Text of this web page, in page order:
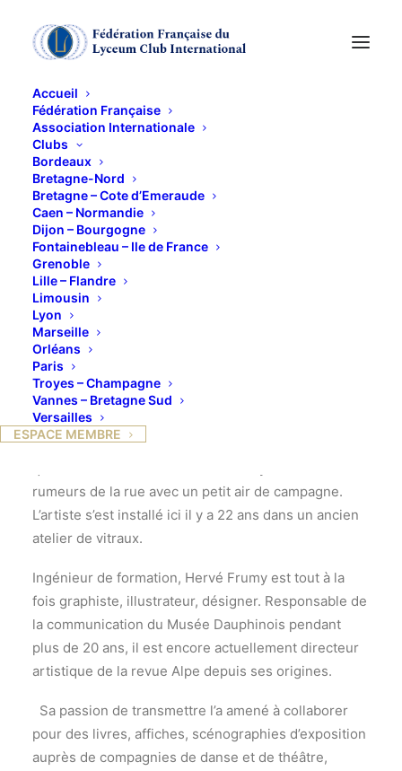
Accueil
Fédération Française
Association Internationale
Clubs
Bordeaux
Bretagne-Nord
Bretagne – Cote d’Emeraude
Caen – Normandie
Dijon – Bourgogne
Fontainebleau – Ile de France
Grenoble
Lille – Flandre
Limousin
Lyon
Marseille
Orléans
Paris
Troyes – Champagne
Vannes – Bretagne Sud
Versailles
ESPACE MEMBRE
L'Atelier d'Hervé
Frumy
C’est, caché dans l’arrière-cour du 25 Cours Berriat,
rumeurs de la rue avec un petit air de campagne.
L’artiste s’est installé ici il y a 22 ans dans un ancien
atelier de vitraux.
Ingénieur de formation, Hervé Frumy est tout à la
fois graphiste, illustrateur, désigner. Responsable de
la communication du Musée Dauphinois pendant
plus de 20 ans, il est encore actuellement directeur
artistique de la revue Alpe depuis ses origines.
Sa passion de transmettre l’a amené à collaborer
pour des livres, affiches, scénographies d’exposition
auprès de compagnies de danse et de théâtre,